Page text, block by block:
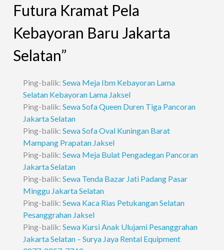
Futura Kramat Pela
Kebayoran Baru Jakarta
Selatan”
Ping-balik:Sewa Meja Ibm Kebayoran Lama
Selatan Kebayoran Lama Jaksel
Ping-balik:Sewa Sofa Queen Duren Tiga Pancoran
Jakarta Selatan
Ping-balik:Sewa Sofa Oval Kuningan Barat
Mampang Prapatan Jaksel
Ping-balik:Sewa Meja Bulat Pengadegan Pancoran
Jakarta Selatan
Ping-balik:Sewa Tenda Bazar Jati Padang Pasar
Minggu Jakarta Selatan
Ping-balik:Sewa Kaca Rias Petukangan Selatan
Pesanggrahan Jaksel
Ping-balik:Sewa Kursi Anak Ulujami Pesanggrahan
Jakarta Selatan – Surya Jaya Rental Equipment